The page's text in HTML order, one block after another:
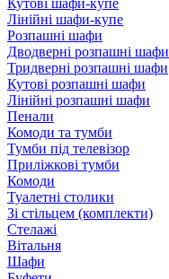
Кутові шафи-купе
Лінійні шафи-купе
Розпашні шафи
Дводверні розпашні шафи
Тридверні розпашні шафи
Кутові розпашні шафи
Лінійні розпашні шафи
Пенали
Комоди та тумби
Тумби під телевізор
Приліжкові тумби
Комоди
Туалетні столики
Зі стільцем (комплекти)
Стелажі
Вітальня
Шафи